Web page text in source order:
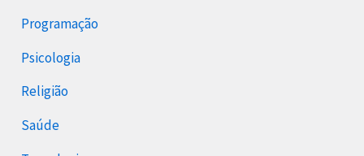
Programação
Psicologia
Religião
Saúde